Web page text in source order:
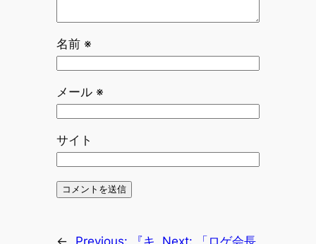
名前 ※
メール ※
サイト
← Previous:
『キ
Next:
「ロゲ会長